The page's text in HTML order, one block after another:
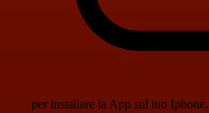
per installare la App sul tuo Iphone.